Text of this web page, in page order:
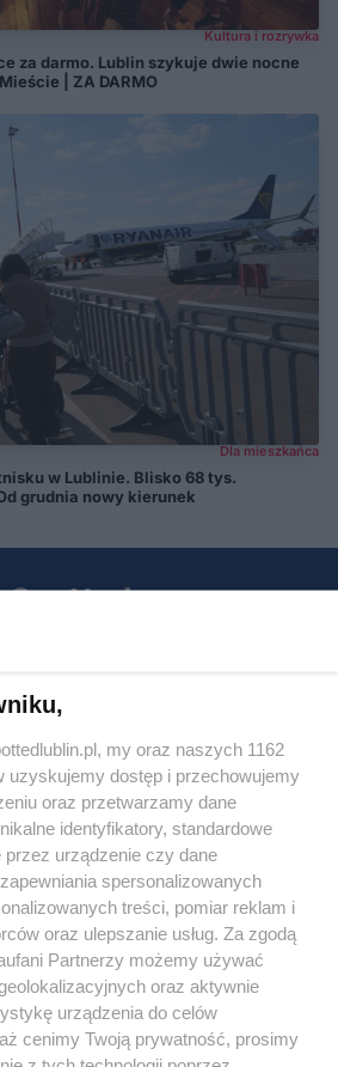
Kultura i rozrywka
za darmo. Lublin szykuje dwie nocne
| ZA DARMO
Dla mieszkańca
w Lublinie. Blisko 68 tys.
grudnia nowy kierunek
z treści
my oraz naszych 1162
uzyskujemy dostęp i przechowujemy
oraz przetwarzamy dane
identyfikatory, standardowe
przez urządzenie czy dane
spersonalizowanych
treści, pomiar reklam i
oraz ulepszanie usług. Za zgodą
Partnerzy możemy używać
oraz aktywnie
urządzenia do celów
cenimy Twoją prywatność, prosimy